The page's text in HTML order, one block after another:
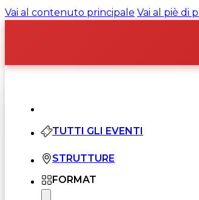
Vai al contenuto principale Vai al piè di
TUTTI GLI EVENTI
STRUTTURE
FORMAT